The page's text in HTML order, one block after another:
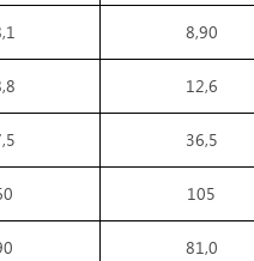
8,90
12,6
36,5
105
81,0